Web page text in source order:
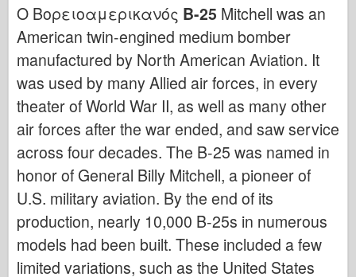
Μοντέλα Άσσου
Λέσχη AFV
Αερόφωτο
Αεροπορία
Μοντέλο AZ
Μαύρο σκυλί
Μπρόνκο
Κυβερνο-Χόμπι
Νεπρόμοντελ
Δράκος
Eduard
Ο Βορειοαμερικανός Β-25 Mitchell was an
American twin-engined medium bomber
manufactured by North American Aviation. It
was used by many Allied air forces, in every
theater of World War II, as well as many other
air forces after the war ended, and saw service
across four decades. The B-25 was named in
honor of General Billy Mitchell, a pioneer of
U.S. military aviation. By the end of its
production, nearly 10,000 B-25s in numerous
models had been built. These included a few
limited variations, such as the United States